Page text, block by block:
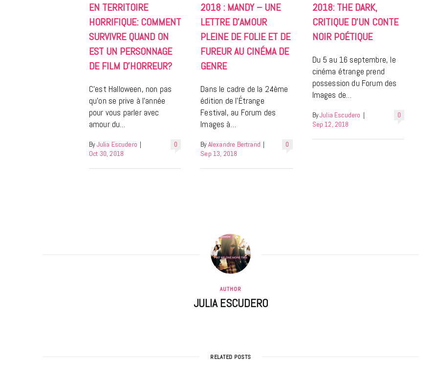
EN TERRITOIRE
HORRIFIQUE: COMMENT
SURVIVRE QUAND ON
EST UN PERSONNAGE
DE FILM D’HORREUR?
C’est Halloween, non pas
qu’on se prive à l’année
pour vous parler avec
amour du…
0
By Julia Escudero |
Oct 30, 2018
2018 : MANDY – UNE
LETTRE D’AMOUR
PLEINE DE FOLIE ET DE
FUREUR AU CINÉMA DE
GENRE
Dans le cadre de la 24ème
édition de l’Étrange
Festival, au Forum des
Images à…
0
ByAlexandre Bertrand |
Sep 13, 2018
2018: THE DARK,
CRITIQUE D’UN CONTE
NOIR POÉTIQUE
Du 5 au 16 septembre, le
cinéma étrange prend
possession du Forum des
Images de…
0
ByJulia Escudero |
Sep 12, 2018
AUTHOR
JULIA ESCUDERO
RELATED POSTS
LIFESTYLE
Gainsbourg, toute une vie :
documentaire plus Ginsburg que
Gainsbarre à ne pas manquer sur
France 3
18 FÉVRIER 2021